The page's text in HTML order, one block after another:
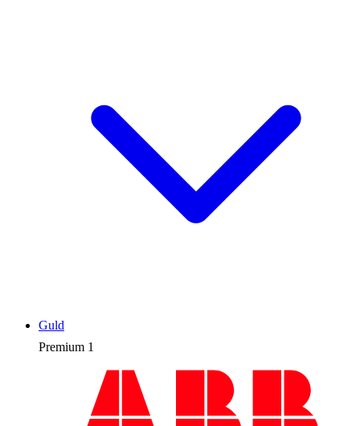
Premium 1
Guld